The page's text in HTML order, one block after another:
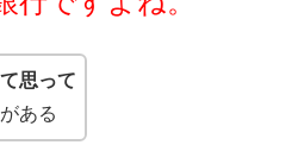
思って
ある